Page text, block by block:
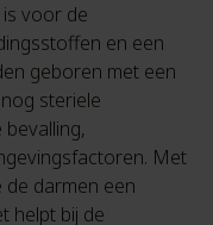
voor de
en een
geboren met een
steriele
Met
darmen een
helpt bij de